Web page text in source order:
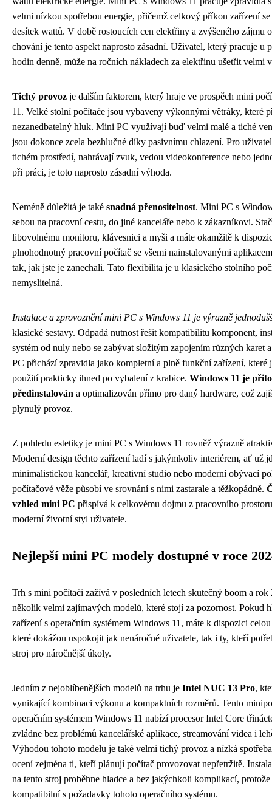
velmi nízkou spotřebou energie, přičemž celkový příkon zařízení
desítek wattů. V době rostoucích cen elektřiny a zvýšeného zájmu
chování je tento aspekt naprosto zásadní. Uživatel, který pracuje u
hodin denně, může na ročních nákladech za elektřinu ušetřit velmi
Tichý provoz je dalším faktorem, který hraje ve prospěch mini
11. Velké stolní počítače jsou vybaveny výkonnými větráky, které
nezanedbatelný hluk. Mini PC využívají buď velmi malé a tiché
jsou dokonce zcela bezhlučné díky pasivnímu chlazení. Pro
tichém prostředí, nahrávají zvuk, vedou videokonference nebo
při práci, je toto naprosto zásadní výhoda.
Neméně důležitá je také snadná přenositelnost. Mini PC s
sebou na pracovní cestu, do jiné kanceláře nebo k zákazníkovi.
libovolnému monitoru, klávesnici a myši a máte okamžitě k
plnohodnotný pracovní počítač se všemi nainstalovanými
tak, jak jste je zanechali. Tato flexibilita je u klasického stolního
nemyslitelná.
Instalace a zprovoznění mini PC s Windows 11 je výrazně
klasické sestavy. Odpadá nutnost řešit kompatibilitu komponent,
systém od nuly nebo se zabývat složitým zapojením různých karet
PC přichází zpravidla jako kompletní a plně funkční zařízení, které
použití prakticky ihned po vybalení z krabice. Windows 11 je
předinstalován a optimalizován přímo pro daný hardware, což
plynulý provoz.
Z pohledu estetiky je mini PC s Windows 11 rovněž výrazně
Moderní design těchto zařízení ladí s jakýmkoliv interiérem, ať už
minimalistickou kancelář, kreativní studio nebo moderní obývací
počítačové věže působí ve srovnání s nimi zastarale a těžkopádně.
vzhled mini PC přispívá k celkovému dojmu z pracovního
moderní životní styl uživatele.
Nejlepší mini PC modely dostupné v roce
Trh s mini počítači zažívá v posledních letech skutečný boom a rok
několik velmi zajímavých modelů, které stojí za pozornost. Pokud
zařízení s operačním systémem Windows 11, máte k dispozici
které dokážou uspokojit jak nenáročné uživatele, tak i ty, kteří
stroj pro náročnější úkoly.
Jedním z nejoblíbenějších modelů na trhu je Intel NUC 13 Pro,
vynikající kombinaci výkonu a kompaktních rozměrů. Tento
operačním systémem Windows 11 nabízí procesor Intel Core
zvládne bez problémů kancelářské aplikace, streamování videa i
Výhodou tohoto modelu je také velmi tichý provoz a nízká
ocení zejména ti, kteří plánují počítač provozovat nepřetržitě.
na tento stroj proběhne hladce a bez jakýchkoli komplikací,
kompatibilní s požadavky tohoto operačního systému.